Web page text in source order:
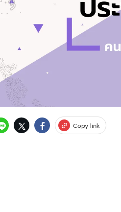
บริษัท อิมเมจ ฟิวเจอร์ (ประเทศไทย) จำกัด
Copy link